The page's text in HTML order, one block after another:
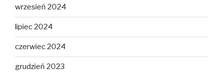
wrzesień 2024
lipiec 2024
czerwiec 2024
grudzień 2023